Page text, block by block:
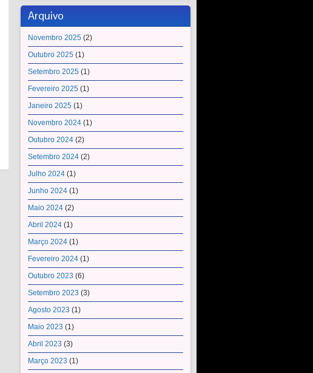
Arquivo
Novembro 2025 (2)
Outubro 2025 (1)
Setembro 2025 (1)
Fevereiro 2025 (1)
Janeiro 2025 (1)
Novembro 2024 (1)
Outubro 2024 (2)
Setembro 2024 (2)
Julho 2024 (1)
Junho 2024 (1)
Maio 2024 (2)
Abril 2024 (1)
Março 2024 (1)
Fevereiro 2024 (1)
Outubro 2023 (6)
Setembro 2023 (3)
Agosto 2023 (1)
Maio 2023 (1)
Abril 2023 (3)
Março 2023 (1)